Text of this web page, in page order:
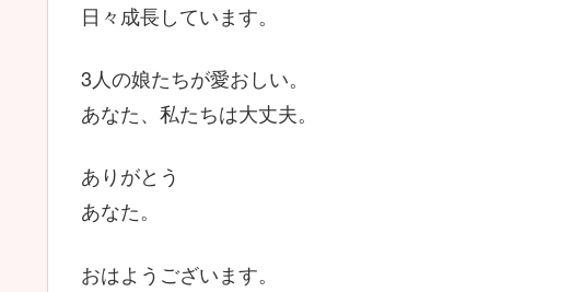
日々成長しています。
3人の娘たちが愛おしい。
あなた、私たちは大丈夫。
ありがとう
あなた。
おはようございます。